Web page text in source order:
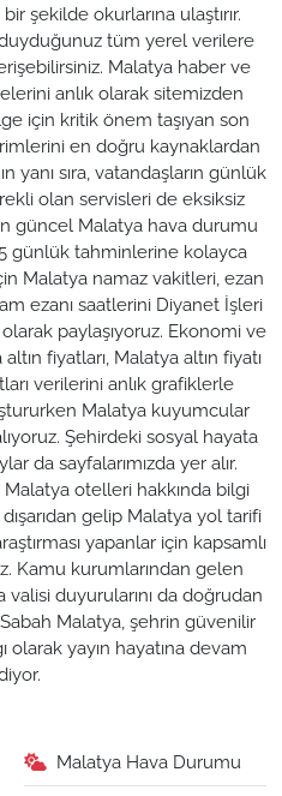
şekilde okurlarına ulaştırır.
tüm yerel verilere
Malatya haber ve
anlık olarak sitemizden
için kritik önem taşıyan son
en doğru kaynaklardan
yanı sıra, vatandaşların günlük
olan servisleri de eksiksiz
güncel Malatya hava durumu
günlük tahminlerine kolayca
Malatya namaz vakitleri, ezan
ezanı saatlerini Diyanet İşleri
paylaşıyoruz. Ekonomi ve
fiyatları, Malatya altın fiyatı
verilerini anlık grafiklerle
Malatya kuyumcular
Şehirdeki sosyal hayata
da sayfalarımızda yer alır.
Malatya otelleri hakkında bilgi
gelip Malatya yol tarifi
yapanlar için kapsamlı
Kamu kurumlarından gelen
valisi duyurularını da doğrudan
Malatya, şehrin güvenilir
olarak yayın hayatına devam
Malatya Hava Durumu